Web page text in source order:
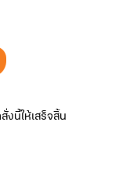
นี้ให้เสร็จสิ้น